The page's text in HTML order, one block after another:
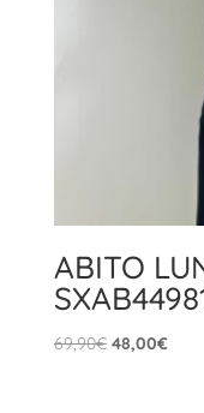
ABITO
69,90€ Il
48,00€Il